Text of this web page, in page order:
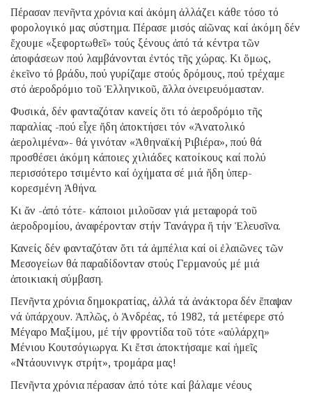
Πέρασαν πενῆντα χρόνια καί ἀκόμη ἀλλάζει κάθε τόσο τό
φορολογικό μας σύστημα. Πέρασε μισός αἰῶνας καί ἀκόμη δέν
ἔχουμε «ξεφορτωθεῖ» τούς ξένους ἀπό τά κέντρα τῶν
ἀποφάσεων πού λαμβάνονται ἐντός τῆς χώρας. Κι ὅμως,
ἐκεῖνο τό βράδυ, πού γυρίζαμε στούς δρόμους, πού τρέχαμε
στό ἀεροδρόμιο τοῦ Ἑλληνικοῦ, ἄλλα ὀνειρευόμασταν.
Φυσικά, δέν φανταζόταν κανείς ὅτι τό ἀεροδρόμιο τῆς
παραλίας -πού εἶχε ἤδη ἀποκτήσει τόν «Ἀνατολικό
ἀερολιμένα»- θά γινόταν «Ἀθηναϊκή Ριβιέρα», πού θά
προσθέσει ἀκόμη κάποιες χιλιάδες κατοίκους καί πολύ
περισσότερο τσιμέντο καί ὀχήματα σέ μιά ἤδη ὑπερ-
κορεσμένη Ἀθήνα.
Κι ἄν -ἀπό τότε- κάποιοι μιλοῦσαν γιά μεταφορά τοῦ
ἀεροδρομίου, ἀναφέρονταν στήν Τανάγρα ἤ τήν Ἐλευσῖνα.
Κανείς δέν φανταζόταν ὅτι τά ἀμπέλια καί οἱ ἐλαιῶνες τῶν
Μεσογείων θά παραδίδονταν στούς Γερμανούς μέ μιά
ἀποικιακή σύμβαση.
Πενῆντα χρόνια δημοκρατίας, ἀλλά τά ἀνάκτορα δέν ἔπαψαν
νά ὑπάρχουν. Ἁπλῶς, ὁ Ἀνδρέας, τό 1982, τά μετέφερε στό
Μέγαρο Μαξίμου, μέ τήν φροντίδα τοῦ τότε «αὐλάρχη»
Μένιου Κουτσόγιωργα. Κι ἔτσι ἀποκτήσαμε καί ἡμεῖς
«Ντάουνινγκ στρήτ», τρομάρα μας!
Πενῆντα χρόνια πέρασαν ἀπό τότε καί βάλαμε νέους